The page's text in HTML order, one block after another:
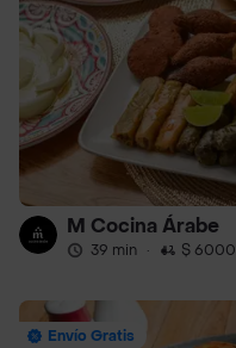
M Cocina Árabe
39 min · $ 6000
Envío Gratis